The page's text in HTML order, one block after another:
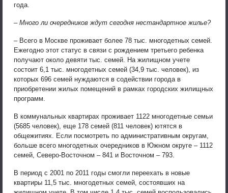
года.
– Много ли очередников ждут сегодня нестандартное жилье?
– Всего в Москве проживает более 78 тыс. многодетных семей.
Ежегодно этот статус в связи с рождением третьего ребенка
получают около девяти тыс. семей. На жилищном учете
состоит 6,1 тыс. многодетных семей (34,9 тыс. человек), из
которых 696 семей нуждаются в содействии города в
приобретении жилых помещений в рамках городских жилищных
программ.
В коммунальных квартирах проживает 1122 многодетные семьи
(5685 человек), еще 178 семей (811 человек) ютятся в
общежитиях. Если посмотреть по административным округам,
больше всего многодетных очередников в Южном округе – 1112
семей, Северо-Восточном – 841 и Восточном – 793.
В период с 2001 по 2011 годы смогли переехать в новые
квартиры 11,5 тыс. многодетных семей, состоявших на